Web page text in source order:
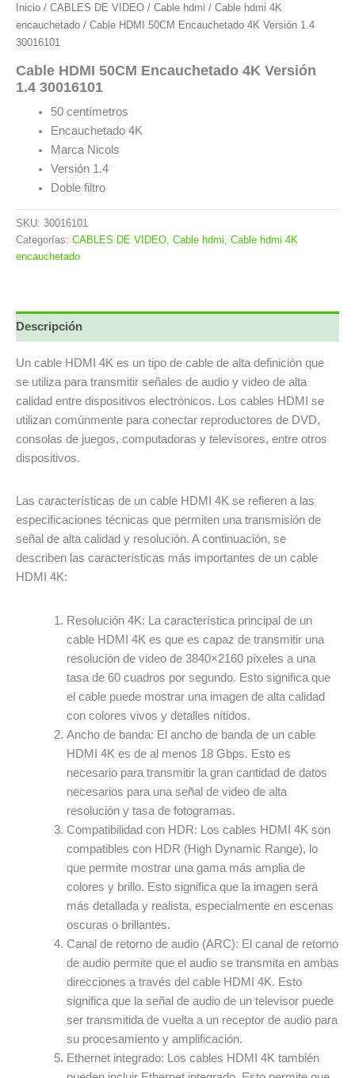
Inicio / CABLES DE VIDEO / Cable hdmi / Cable hdmi 4K
encauchetado / Cable HDMI 50CM Encauchetado 4K Versión 1.4
30016101
Cable HDMI 50CM Encauchetado 4K Versión
1.4 30016101
50 centímetros
Encauchetado 4K
Marca Nicols
Versión 1.4
Doble filtro
SKU: 30016101
Categorías: CABLES DE VIDEO, Cable hdmi, Cable hdmi 4K
encauchetado
Descripción
Un cable HDMI 4K es un tipo de cable de alta definición que
se utiliza para transmitir señales de audio y video de alta
calidad entre dispositivos electrónicos. Los cables HDMI se
utilizan comúnmente para conectar reproductores de DVD,
consolas de juegos, computadoras y televisores, entre otros
dispositivos.
Las características de un cable HDMI 4K se refieren a las
especificaciones técnicas que permiten una transmisión de
señal de alta calidad y resolución. A continuación, se
describen las características más importantes de un cable
HDMI 4K:
Resolución 4K: La característica principal de un
cable HDMI 4K es que es capaz de transmitir una
resolución de video de 3840×2160 píxeles a una
tasa de 60 cuadros por segundo. Esto significa que
el cable puede mostrar una imagen de alta calidad
con colores vivos y detalles nítidos.
Ancho de banda: El ancho de banda de un cable
HDMI 4K es de al menos 18 Gbps. Esto es
necesario para transmitir la gran cantidad de datos
necesarios para una señal de video de alta
resolución y tasa de fotogramas.
Compatibilidad con HDR: Los cables HDMI 4K son
compatibles con HDR (High Dynamic Range), lo
que permite mostrar una gama más amplia de
colores y brillo. Esto significa que la imagen será
más detallada y realista, especialmente en escenas
oscuras o brillantes.
Canal de retorno de audio (ARC): El canal de retorno
de audio permite que el audio se transmita en ambas
direcciones a través del cable HDMI 4K. Esto
significa que la señal de audio de un televisor puede
ser transmitida de vuelta a un receptor de audio para
su procesamiento y amplificación.
Ethernet integrado: Los cables HDMI 4K también